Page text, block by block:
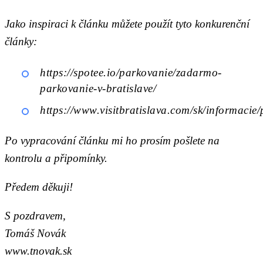
Jako inspiraci k článku můžete použít tyto konkurenční
články:
https://spotee.io/parkovanie/zadarmo-
parkovanie-v-bratislave/
https://www.visitbratislava.com/sk/
Po vypracování článku mi ho prosím pošlete na
kontrolu a připomínky.
Předem děkuji!
S pozdravem,
Tomáš Novák
www.tnovak.sk